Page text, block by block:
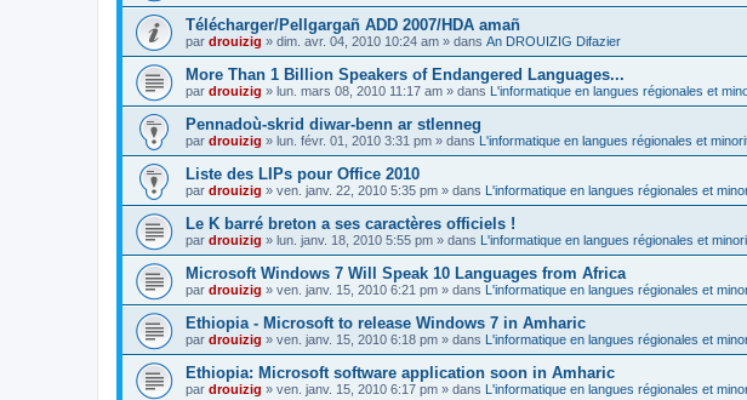
Télécharger/Pellgargañ ADD 2007/HDA amañ
par drouizig » dim. avr. 04, 2010 10:24 am » dans An DROUIZIG Difazier
More Than 1 Billion Speakers of Endangered Languages...
par drouizig » lun. mars 08, 2010 11:17 am » dans L'informatique en langues régionales et
Pennadoù-skrid diwar-benn ar stlenneg
par drouizig » lun. févr. 01, 2010 3:31 pm » dans L'informatique en langues régionales et
Liste des LIPs pour Office 2010
par drouizig » ven. janv. 22, 2010 5:35 pm » dans L'informatique en langues régionales et
Le K barré breton a ses caractères officiels !
par drouizig » lun. janv. 18, 2010 5:55 pm » dans L'informatique en langues régionales et
Microsoft Windows 7 Will Speak 10 Languages from Africa
par drouizig » ven. janv. 15, 2010 6:21 pm » dans L'informatique en langues régionales et
Ethiopia - Microsoft to release Windows 7 in Amharic
par drouizig » ven. janv. 15, 2010 6:18 pm » dans L'informatique en langues régionales et
Ethiopia: Microsoft software application soon in Amharic
par drouizig » ven. janv. 15, 2010 6:17 pm » dans L'informatique en langues régionales et